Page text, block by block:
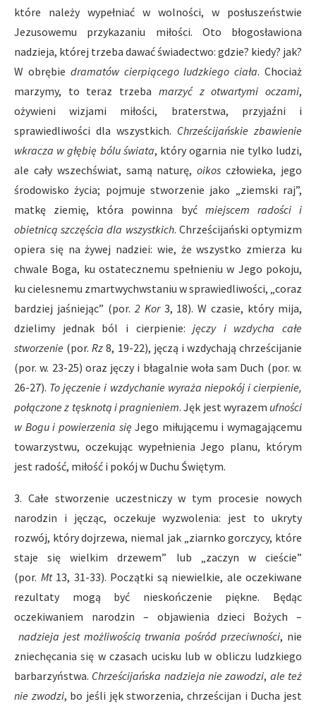
które należy wypełniać w wolności, w posłuszeństwie
Jezusowemu przykazaniu miłości. Oto błogosławiona
nadzieja, której trzeba dawać świadectwo: gdzie? kiedy? jak?
W obrębie dramatów cierpiącego ludzkiego ciała. Chociaż
marzymy, to teraz trzeba marzyć z otwartymi oczami,
ożywieni wizjami miłości, braterstwa, przyjaźni i
sprawiedliwości dla wszystkich. Chrześcijańskie zbawienie
wkracza w głębię bólu świata, który ogarnia nie tylko ludzi,
ale cały wszechświat, samą naturę,oikosczłowieka, jego
środowisko życia; pojmuje stworzenie jako „ziemski raj”,
matkę ziemię, która powinna być miejscem radości i
obietnicą szczęścia dla wszystkich. Chrześcijański optymizm
opiera się na żywej nadziei: wie, że wszystko zmierza ku
chwale Boga, ku ostatecznemu spełnieniu w Jego pokoju,
ku cielesnemu zmartwychwstaniu w sprawiedliwości, „coraz
bardziej jaśniejąc” (por. 2 Kor3, 18). W czasie, który mija,
dzielimy jednak ból i cierpienie:jęczy i wzdycha całe
stworzenie (por.Rz 8, 19-22), jęczą i wzdychają chrześcijanie
(por. w. 23-25) oraz jęczy i błagalnie woła sam Duch (por. w.
26-27). To jęczenie i wzdychanie wyraża niepokój i cierpienie,
połączone z tęsknotą i pragnieniem. Jęk jest wyrazem ufności
w Bogu i powierzenia się Jego miłującemu i wymagającemu
towarzystwu, oczekując wypełnienia Jego planu, którym
jest radość, miłość i pokój w Duchu Świętym.
3. Całe stworzenie uczestniczy w tym procesie nowych
narodzin i jęcząc, oczekuje wyzwolenia: jest to ukryty
rozwój, który dojrzewa, niemal jak „ziarnko gorczycy, które
staje się wielkim drzewem” lub „zaczyn w cieście”
(por. Mt13, 31-33). Początki są niewielkie, ale oczekiwane
rezultaty mogą być nieskończenie piękne. Będąc
oczekiwaniem narodzin – objawienia dzieci Bożych –
nadzieja jest możliwością trwania pośród przeciwności, nie
zniechęcania się w czasach ucisku lub w obliczu ludzkiego
barbarzyństwa. Chrześcijańska nadzieja nie zawodzi, ale też
nie zwodzi, bo jeśli jęk stworzenia, chrześcijan i Ducha jest